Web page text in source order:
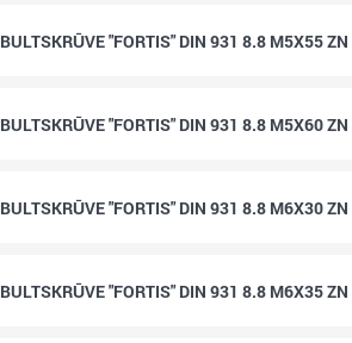
BULTSKRŪVE "FORTIS" DIN 931 8.8 M5X55 ZN
BULTSKRŪVE "FORTIS" DIN 931 8.8 M5X60 ZN
BULTSKRŪVE "FORTIS" DIN 931 8.8 M6X30 ZN
BULTSKRŪVE "FORTIS" DIN 931 8.8 M6X35 ZN